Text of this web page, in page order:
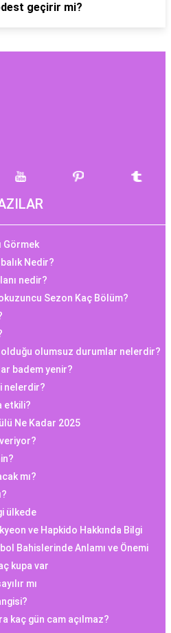
geçirir mi?
Görmek
Nedir?
nedir?
Sezon Kaç Bölüm?
olduğu olumsuz durumlar nelerdir?
badem yenir?
nelerdir?
etkili?
Ne Kadar 2025
mı?
ülkede
ve Hapkido Hakkında Bilgi
Bahislerinde Anlamı ve Önemi
kupa var
mı
kaç gün cam açılmaz?